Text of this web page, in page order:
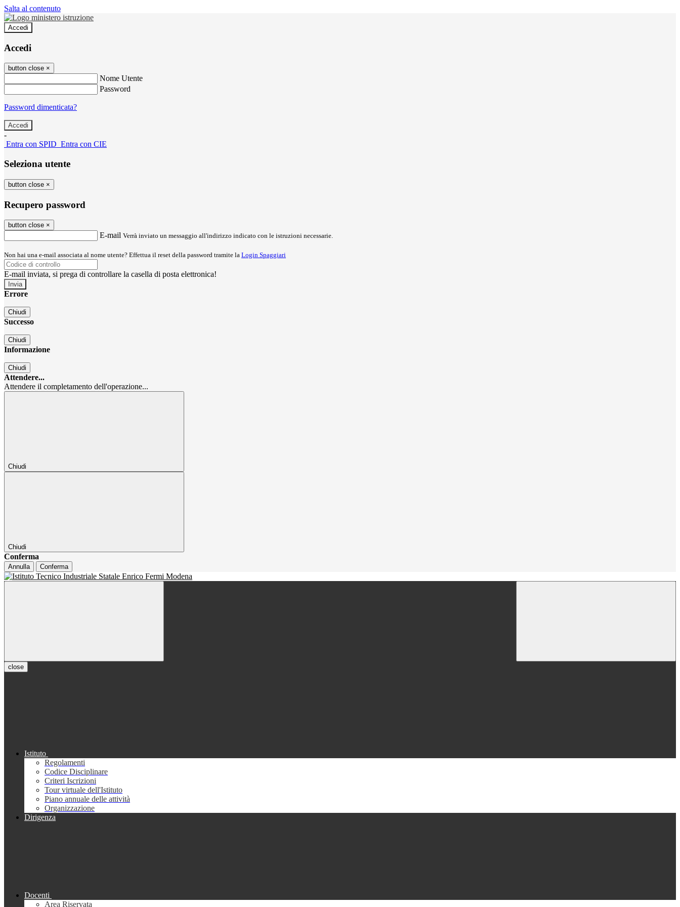
Salta al contenuto
Accedi
Accedi
button close ×
Nome Utente
Password
Password dimenticata?
-
Entra con SPID Entra con CIE
Seleziona utente
button close ×
Recupero password
button close ×
E-mail Verrà inviato un messaggio all'indirizzo indicato con le istruzioni necessarie.
Non hai una e-mail associata al nome utente? Effettua il reset della password tramite la Login Spaggiari
E-mail inviata, si prega di controllare la casella di posta elettronica!
Errore
Chiudi
Successo
Chiudi
Informazione
Chiudi
Attendere...
Attendere il completamento dell'operazione...
Chiudi
Chiudi
Conferma
Annulla Conferma
close
Istituto
Regolamenti
Codice Disciplinare
Criteri Iscrizioni
Tour virtuale dell'Istituto
Piano annuale delle attività
Organizzazione
Dirigenza
Docenti
Area Riservata